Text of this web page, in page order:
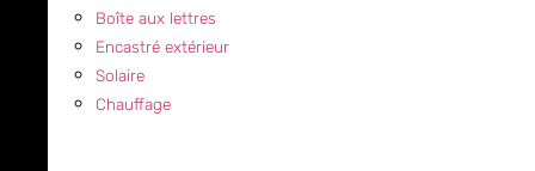
Boîte aux lettres
Encastré extérieur
Solaire
Chauffage